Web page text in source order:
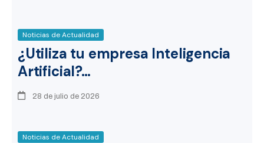
Noticias de Actualidad
¿Utiliza tu empresa Inteligencia
Artificial?…
28 de julio de 2026
Noticias de Actualidad